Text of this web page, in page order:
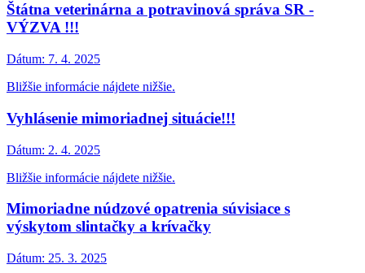
Štátna veterinárna a potravinová správa SR -
VÝZVA !!!
Dátum: 7. 4. 2025
Bližšie informácie nájdete nižšie.
Vyhlásenie mimoriadnej situácie!!!
Dátum: 2. 4. 2025
Bližšie informácie nájdete nižšie.
Mimoriadne núdzové opatrenia súvisiace s
výskytom slintačky a krívačky
Dátum: 25. 3. 2025